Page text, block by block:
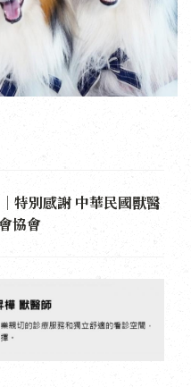
特別感謝 中華民國獸醫
協會